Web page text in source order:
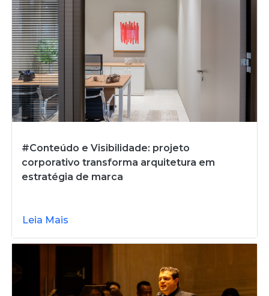
#Conteúdo e Visibilidade: projeto
corporativo transforma arquitetura em
estratégia de marca
Leia Mais